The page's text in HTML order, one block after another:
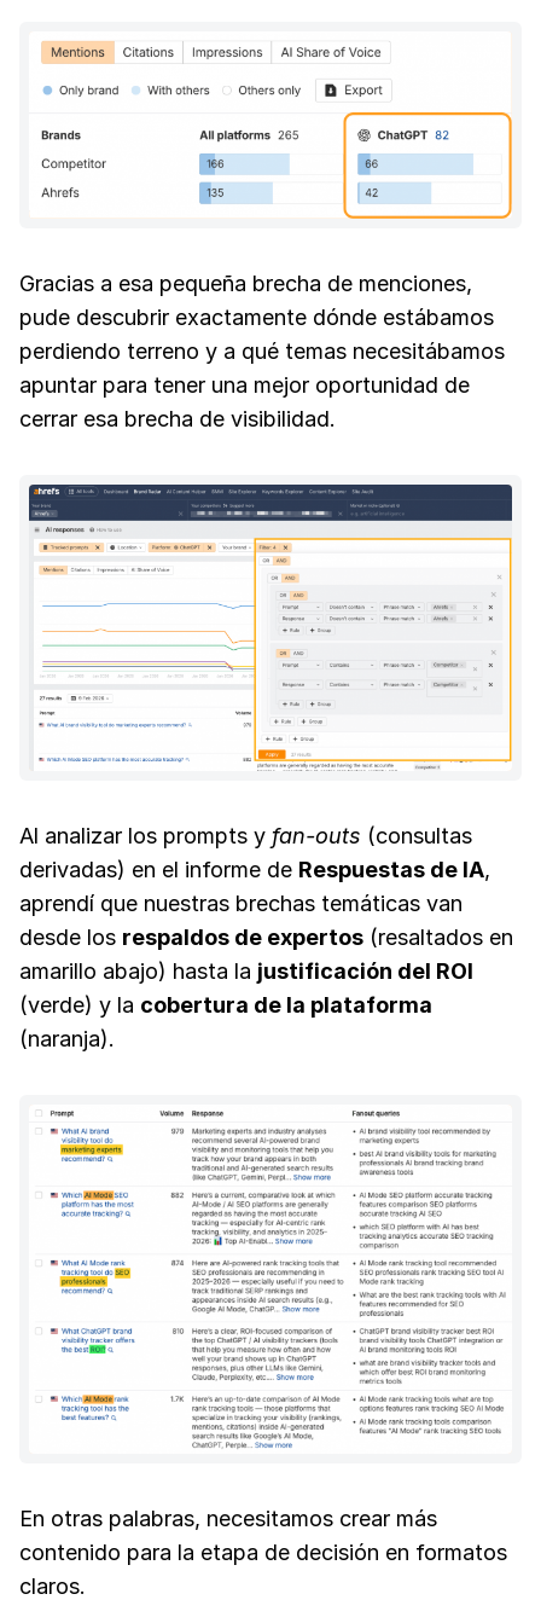
Gracias a esa pequeña brecha de menciones,
pude descubrir exactamente dónde estábamos
perdiendo terreno y a qué temas necesitábamos
apuntar para tener una mejor oportunidad de
cerrar esa brecha de visibilidad.
Al analizar los prompts y fan-outs (consultas
derivadas) en el informe de Respuestas de IA,
aprendí que nuestras brechas temáticas van
desde los respaldos de expertos (resaltados en
amarillo abajo) hasta la justificación del ROI
(verde) y la cobertura de la plataforma
(naranja).
En otras palabras, necesitamos crear más
contenido para la etapa de decisión en formatos
claros.